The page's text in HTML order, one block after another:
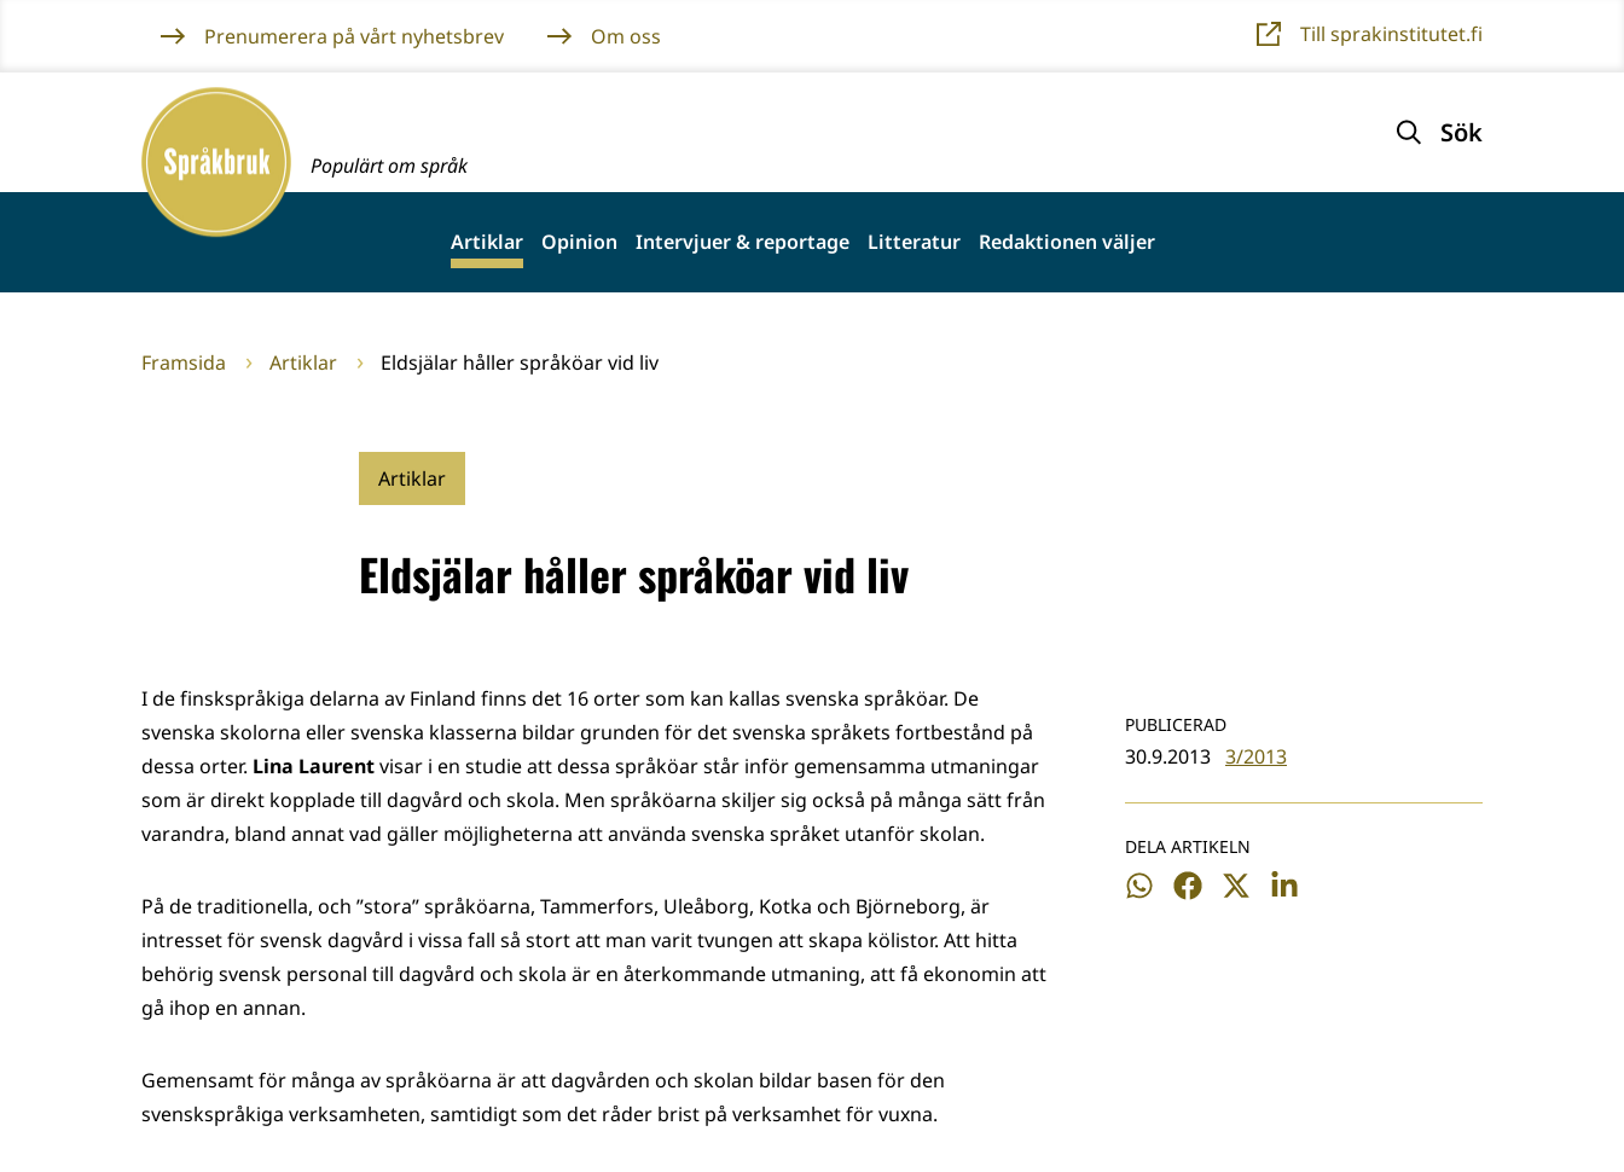
innehållet
Prenumerera på vårt nyhetsbrev Om oss Till sprakinstitutet.fi
Framsida
Populärt om språk
Sök
Artiklar Opinion Intervjuer & reportage Litteratur Redaktionen väljer
Framsida Artiklar Eldsjälar håller språköar vid liv
Artiklar
Eldsjälar håller språköar vid liv
PUBLICERAD
30.9.2013 3/2013
DELA ARTIKELN
Dela
Dela
Dela
Dela
I de finskspråkiga delarna av Finland finns det 16 orter som kan kallas svenska språköar. De
svenska skolorna eller svenska klasserna bildar grunden för det svenska språkets fortbestånd på
dessa orter. Lina Laurentvisar i en studie att dessa språköar står inför gemensamma utmaningar
som är direkt kopplade till dagvård och skola. Men språköarna skiljer sig också på många sätt från
varandra, bland annat vad gäller möjligheterna att använda svenska språket utanför skolan.
På de traditionella, och ”stora” språköarna, Tammerfors, Uleåborg, Kotka och Björneborg, är
intresset för svensk dagvård i vissa fall så stort att man varit tvungen att skapa kölistor. Att hitta
behörig svensk personal till dagvård och skola är en återkommande utmaning, att få ekonomin att
gå ihop en annan.
Gemensamt för många av språköarna är att dagvården och skolan bildar basen för den
svenskspråkiga verksamheten, samtidigt som det råder brist på verksamhet för vuxna.